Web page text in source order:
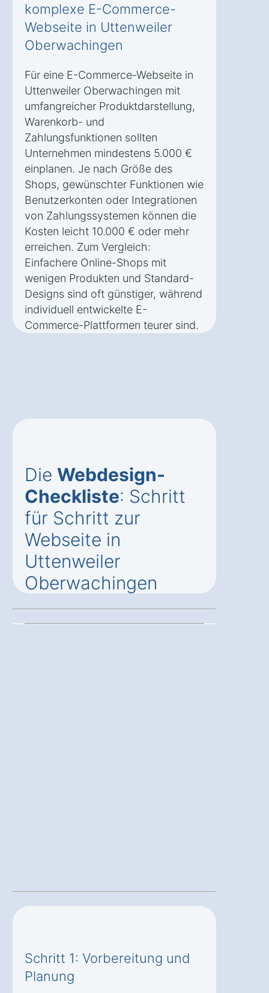
komplexe E-Commerce-
Webseite in Uttenweiler
Oberwachingen
Für eine E-Commerce-Webseite in
Uttenweiler Oberwachingen mit
umfangreicher Produktdarstellung,
Warenkorb- und
Zahlungsfunktionen sollten
Unternehmen mindestens 5.000 €
einplanen. Je nach Größe des
Shops, gewünschter Funktionen wie
Benutzerkonten oder Integrationen
von Zahlungssystemen können die
Kosten leicht 10.000 € oder mehr
erreichen. Zum Vergleich:
Einfachere Online-Shops mit
wenigen Produkten und Standard-
Designs sind oft günstiger, während
individuell entwickelte E-
Commerce-Plattformen teurer sind.
Die Webdesign-
Checkliste: Schritt
für Schritt zur
Webseite in
Uttenweiler
Oberwachingen
Schritt 1: Vorbereitung und
Planung